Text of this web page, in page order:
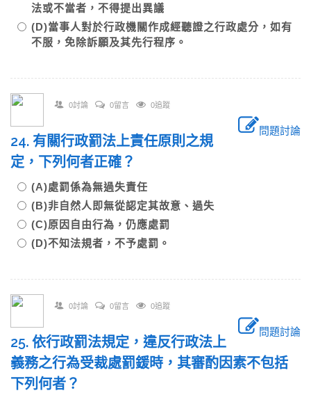
法或不當者，不得提出異議
(D)當事人對於行政機關作成經聽證之行政處分，如有
不服，免除訴願及其先行程序。
0討論 0留言 0追蹤
問題討論
24. 有關行政罰法上責任原則之規
定，下列何者正確？
(A)處罰係為無過失責任
(B)非自然人即無從認定其故意、過失
(C)原因自由行為，仍應處罰
(D)不知法規者，不予處罰。
0討論 0留言 0追蹤
問題討論
25. 依行政罰法規定，違反行政法上
義務之行為受裁處罰鍰時，其審酌因素不包括
下列何者？